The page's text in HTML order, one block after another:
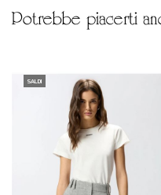
potrebbe piacerti
SALDI